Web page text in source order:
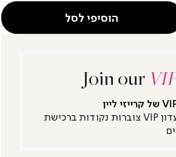
הוסיפי לסל
Join our
חברות מועדון VIP צוברות נקודות ברכישת